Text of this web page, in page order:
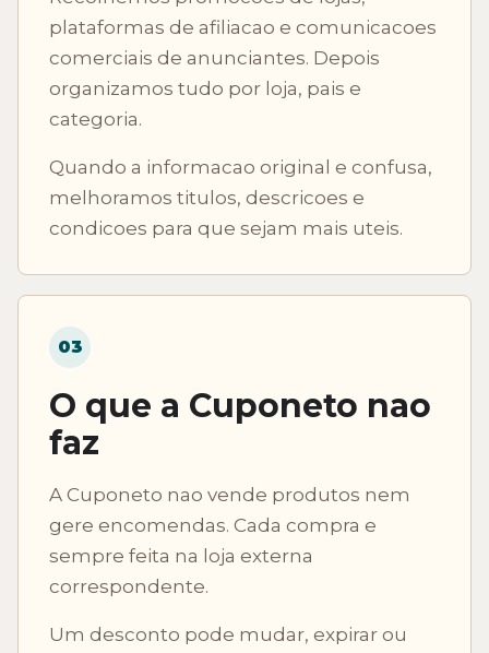
plataformas de afiliacao e comunicacoes
comerciais de anunciantes. Depois
organizamos tudo por loja, pais e
categoria.
Quando a informacao original e confusa,
melhoramos titulos, descricoes e
condicoes para que sejam mais uteis.
03
O que a Cuponeto nao
faz
A Cuponeto nao vende produtos nem
gere encomendas. Cada compra e
sempre feita na loja externa
correspondente.
Um desconto pode mudar, expirar ou